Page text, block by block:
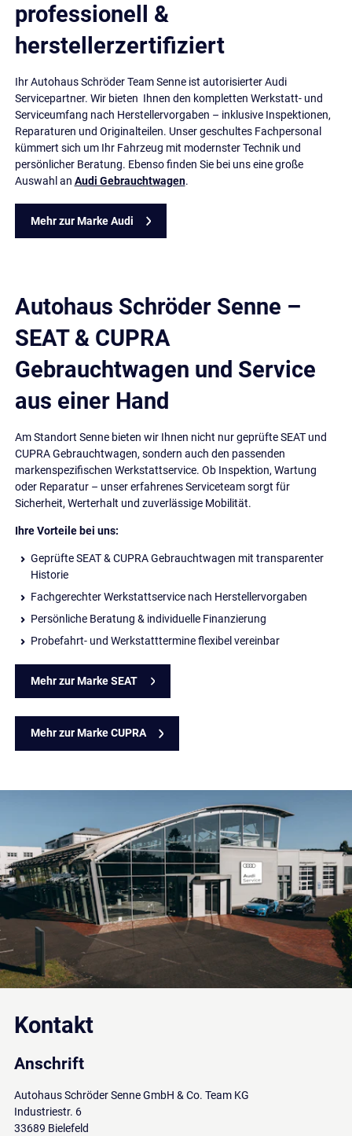
professionell &
herstellerzertifiziert
Ihr Autohaus Schröder Team Senne ist autorisierter Audi
Servicepartner. Wir bieten Ihnen den kompletten Werkstatt- und
Serviceumfang nach Herstellervorgaben – inklusive Inspektionen,
Reparaturen und Originalteilen. Unser geschultes Fachpersonal
kümmert sich um Ihr Fahrzeug mit modernster Technik und
persönlicher Beratung. Ebenso finden Sie bei uns eine große
Auswahl an Audi Gebrauchtwagen.
Mehr zur Marke Audi
Autohaus Schröder Senne –
SEAT & CUPRA
Gebrauchtwagen und Service
aus einer Hand
Am Standort Senne bieten wir Ihnen nicht nur geprüfte SEAT und
CUPRA Gebrauchtwagen, sondern auch den passenden
markenspezifischen Werkstattservice. Ob Inspektion, Wartung
oder Reparatur – unser erfahrenes Serviceteam sorgt für
Sicherheit, Werterhalt und zuverlässige Mobilität.
Ihre Vorteile bei uns:
Geprüfte SEAT & CUPRA Gebrauchtwagen mit transparenter
Historie
Fachgerechter Werkstattservice nach Herstellervorgaben
Persönliche Beratung & individuelle Finanzierung
Probefahrt- und Werkstatttermine flexibel vereinbar
Mehr zur Marke SEAT
Mehr zur Marke CUPRA
Kontakt
Anschrift
Autohaus Schröder Senne GmbH & Co. Team KG
Industriestr. 6
33689 Bielefeld